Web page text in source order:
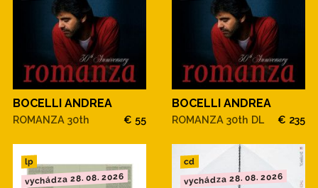
BOCELLI ANDREA
ROMANZA 30th € 55
BOCELLI ANDREA
ROMANZA 30th DL € 235
lp
vychádza 28. 08. 2026
cd
vychádza 28. 08. 2026